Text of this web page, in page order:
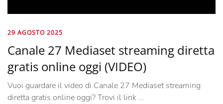
29 AGOSTO 2025
Canale 27 Mediaset streaming diretta
gratis online oggi (VIDEO)
Vuoi guardare il video di Canale 27 Mediaset streaming
diretta gratis online oggi? Trovi il link …